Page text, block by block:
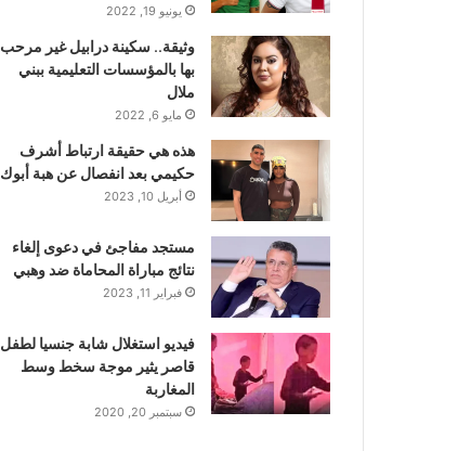
يونيو 19, 2022
وثيقة.. سكينة درابيل غير مرحب
بها بالمؤسسات التعليمية ببني
ملال
مايو 6, 2022
هذه هي حقيقة ارتباط أشرف
حكيمي بعد انفصال عن هبة أبوك
أبريل 10, 2023
مستجد مفاجئ في دعوى إلغاء
نتائج مباراة المحاماة ضد وهبي
فبراير 11, 2023
فيديو استغلال شابة جنسيا لطفل
قاصر يثير موجة سخط وسط
المغاربة
سبتمبر 20, 2020